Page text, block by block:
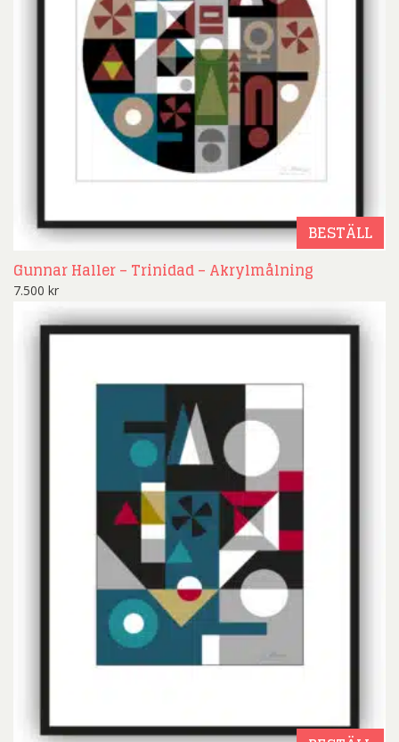
BESTÄLL
Gunnar Haller – Trinidad – Akrylmålning
7.500 kr